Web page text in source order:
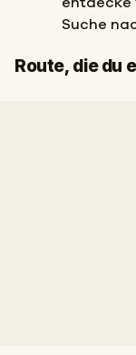
Suche
Route, die du
Start
Ziel